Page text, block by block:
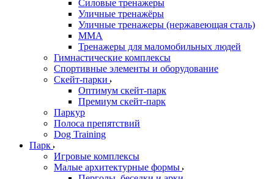
Силовые тренажеры
Уличные тренажёры
Уличные тренажеры (нержавеющая сталь)
ММА
Тренажеры для маломобильных людей
Гимнастические комплексы
Спортивные элементы и оборудование
Скейт-парки
Оптимум скейт-парк
Премиум скейт-парк
Паркур
Полоса препятствий
Dog Training
Парк
Игровые комплексы
Малые архитектурные формы